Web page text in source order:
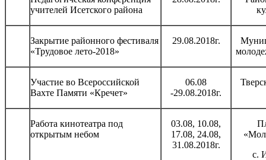
учителей Исетского района
Закрытие районного фестиваля
«Трудовое лето-2018»
29.08.2018г.
Участие во Всероссийской
Вахте Памяти «Кречет»
06.08
-29.08.2018г.
Работа кинотеатра под
открытым небом
03.08, 10.08,
17.08, 24.08,
31.08.2018г.
с.